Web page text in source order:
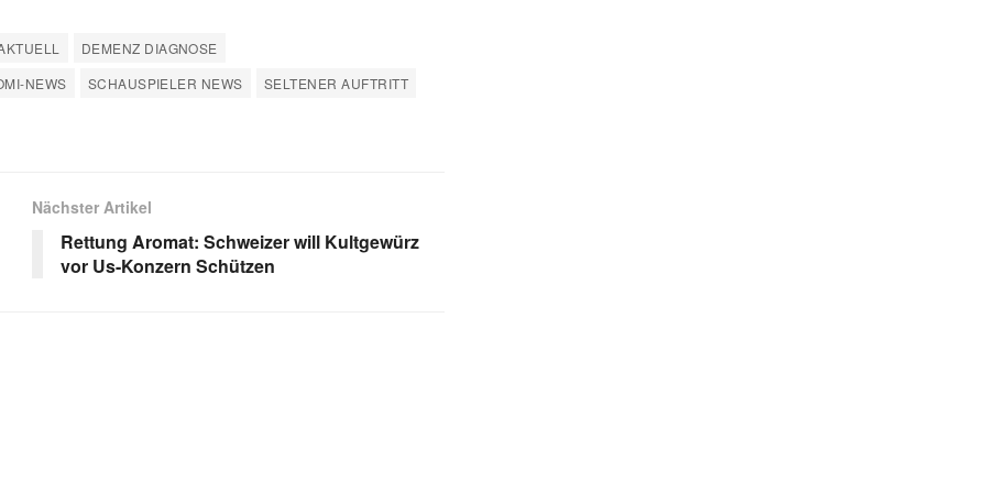
DEMENZ DIAGNOSE
NEWS
SCHAUSPIELER NEWS SELTENER AUFTRITT
Nächster Artikel
Rettung Aromat: Schweizer will Kultgewürz
vor Us-Konzern Schützen